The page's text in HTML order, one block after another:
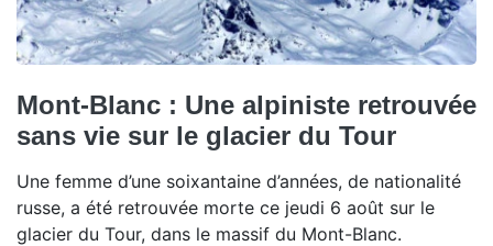
Mont-Blanc : Une alpiniste retrouvée
sans vie sur le glacier du Tour
Une femme d’une soixantaine d’années, de nationalité
russe, a été retrouvée morte ce jeudi 6 août sur le
glacier du Tour, dans le massif du Mont-Blanc.